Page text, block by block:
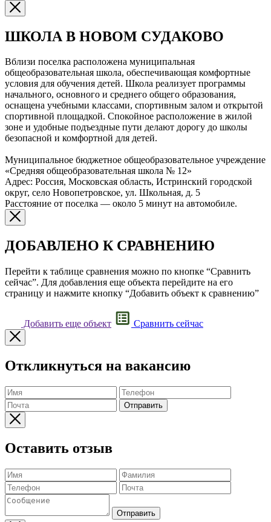
ШКОЛА В НОВОМ СУДАКОВО
Вблизи поселка расположена муниципальная
общеобразовательная школа, обеспечивающая комфортные
условия для обучения детей. Школа реализует программы
начального, основного и среднего общего образования,
оснащена учебными классами, спортивным залом и открытой
спортивной площадкой. Спокойное расположение в жилой
зоне и удобные подъездные пути делают дорогу до школы
безопасной и комфортной для детей.
Муниципальное бюджетное общеобразовательное учреждение
«Средняя общеобразовательная школа № 12»
Адрес: Россия, Московская область, Истринский городской
округ, село Новопетровское, ул. Школьная, д. 5
Расстояние от поселка — около 5 минут на автомобиле.
ДОБАВЛЕНО К СРАВНЕНИЮ
Перейти к таблице сравнения можно по кнопке “Сравнить
сейчас”. Для добавления еще объекта перейдите на его
страницу и нажмите кнопку “Добавить объект к сравнению”
Добавить еще объект Сравнить сейчас
Откликнуться на вакансию
Отправить
Оставить отзыв
Отправить